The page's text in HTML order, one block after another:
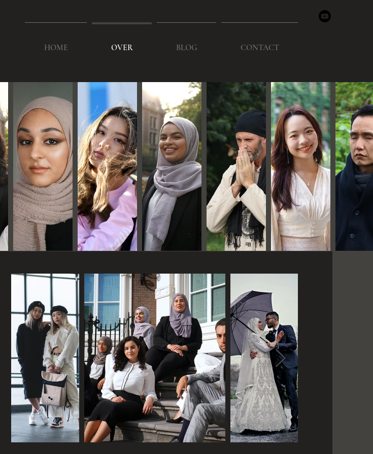
HOME OVER BLOG CONTACT